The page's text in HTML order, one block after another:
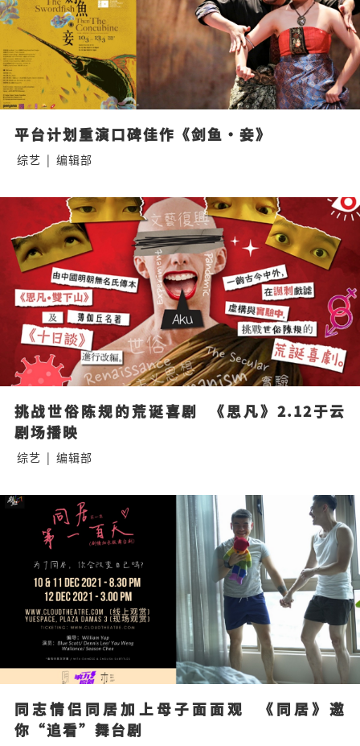
平台计划重演口碑佳作《剑鱼·妾》
综艺 | 编辑部
挑战世俗陈规的荒诞喜剧  《思凡》2.12于云
剧场播映
综艺 | 编辑部
同志情侣同居加上母子面面观  《同居》邀
你“追看”舞台剧